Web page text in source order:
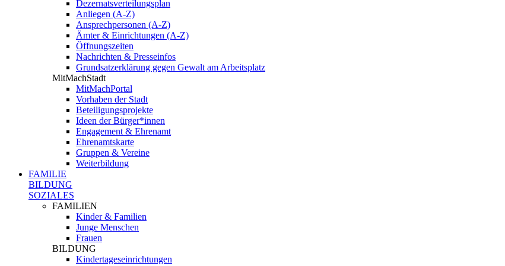
Dezernatsverteilungsplan
Anliegen (A-Z)
Ansprechpersonen (A-Z)
Ämter & Einrichtungen (A-Z)
Öffnungszeiten
Nachrichten & Presseinfos
Grundsatzerklärung gegen Gewalt am Arbeitsplatz
MitMachStadt
MitMachPortal
Vorhaben der Stadt
Beteiligungsprojekte
Ideen der Bürger*innen
Engagement & Ehrenamt
Ehrenamtskarte
Gruppen & Vereine
Weiterbildung
FAMILIE
BILDUNG
SOZIALES
FAMILIEN
Kinder & Familien
Junge Menschen
Frauen
BILDUNG
Kindertageseinrichtungen